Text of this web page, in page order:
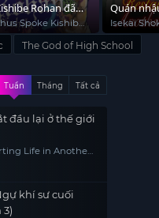
Rohan đã
vậySpoke Kishibe
Quán
Isekai
Alternate
Restaurant
The God of High School
Tuần Tháng Tất cả
đầu lại ở thế giới
Life in Another
khí sư cuối